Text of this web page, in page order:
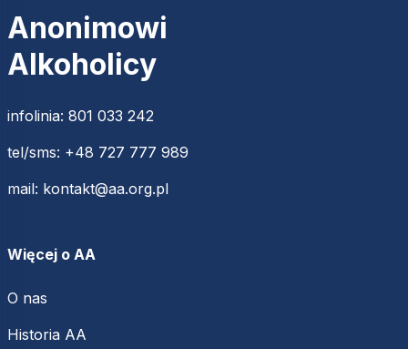
Anonimowi
Alkoholicy
infolinia: 801 033 242
tel/sms: +48 727 777 989
mail: kontakt@aa.org.pl
Więcej o AA
O nas
Historia AA